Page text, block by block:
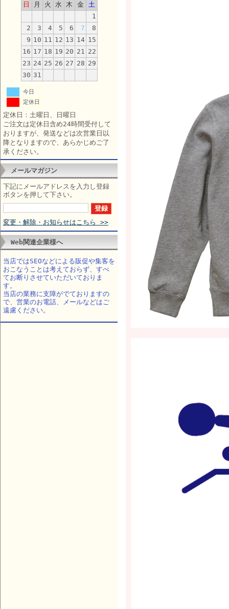
日 月 火 水 木 金
土
1
2
3 4 5 6 7
8
9 10 11 12 13 14 15
16 17 18 19 20 21 22
23 24 25 26 27 28 29
30 31
今日
定休日
定休日：土曜日、日曜日
ご注文は定休日含め24時間受付して
おりますが、発送などは次営業日以
降となりますので、あらかじめご了
承ください。
メールマガジン
下記にメールアドレスを入力し登録
ボタンを押して下さい。
変更・解除・お知らせはこちら >>
Web関連企業様へ
当店ではSEOなどによる販促や集客を
おこなうことは考えておらず、すべ
てお断りさせていただいておりま
す。
当店の業務に支障がでておりますの
で、営業のお電話、メールなどはご
遠慮ください。